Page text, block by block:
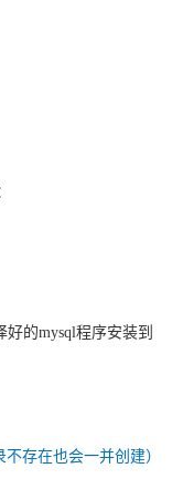
的mysql程序安装到
存在也会一并创建）